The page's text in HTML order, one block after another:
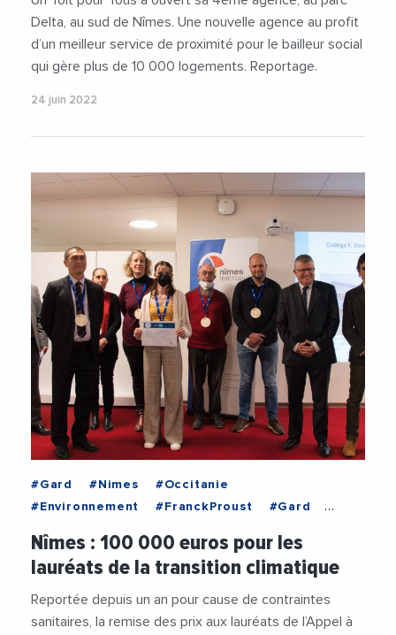
Delta, au sud de Nîmes. Une nouvelle agence au profit
d’un meilleur service de proximité pour le bailleur social
qui gère plus de 10 000 logements. Reportage.
24 juin 2022
#Gard #Nimes
#Occitanie
#Environnement
#FranckProust
#Gard
#Occitanie
#TransitionEcologique
#TransitionEnergetique
Nîmes : 100 000 euros pour les
lauréats de la transition climatique
Reportée depuis un an pour cause de contraintes
sanitaires, la remise des prix aux lauréats de l’Appel à